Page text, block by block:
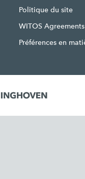
Politique du site
WITOS Agreements
Préférences en